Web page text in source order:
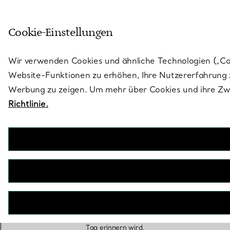
Braut- und Hochzeitsschmuck
Schmuck, der Sie für immer an Ihren magischen
Tag erinnern wird.
Cookie-Einstellungen
Wir verwenden Cookies und ähnliche Technologien
Website-Funktionen zu erhöhen, Ihre
Werbung zu zeigen. Um mehr über Cookies und ihre
Richtlinie.